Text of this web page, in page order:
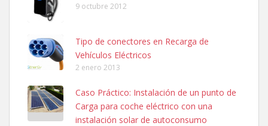
9 octubre 2012
Tipo de conectores en Recarga de
Vehículos Eléctricos
2 enero 2013
Caso Práctico: Instalación de un punto de
Carga para coche eléctrico con una
instalación solar de autoconsumo